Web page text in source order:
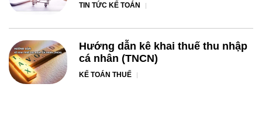
TIN TỨC KẾ TOÁN
Hướng dẫn kê khai thuế thu nhập
cá nhân (TNCN)
KẾ TOÁN THUẾ